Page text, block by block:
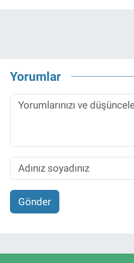
Yorumlar
Gönder